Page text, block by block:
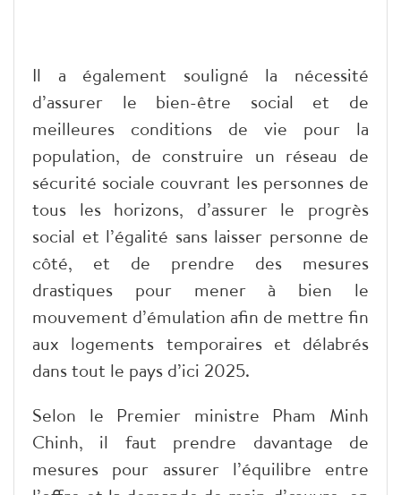
Il a également souligné la nécessité
d’assurer le bien-être social et de
meilleures conditions de vie pour la
population, de construire un réseau de
sécurité sociale couvrant les personnes de
tous les horizons, d’assurer le progrès
social et l’égalité sans laisser personne de
côté, et de prendre des mesures
drastiques pour mener à bien le
mouvement d’émulation afin de mettre fin
aux logements temporaires et délabrés
dans tout le pays d’ici 2025.
Selon le Premier ministre Pham Minh
Chinh, il faut prendre davantage de
mesures pour assurer l’équilibre entre